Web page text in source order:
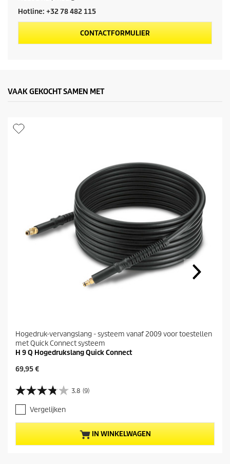
p
r
s
Hotline: +32 78 482 115
CONTACTFORMULIER
VAAK GEKOCHT SAMEN MET
Hogedruk-vervangslang - systeem vanaf 2009 voor toestellen
met Quick Connect systeem
H 9 Q Hogedrukslang Quick Connect
H
i
d
i
g
e
p
69,95 €
3.8 (9)
3
.
8
v
n
Vergelijken
IN WINKELWAGEN